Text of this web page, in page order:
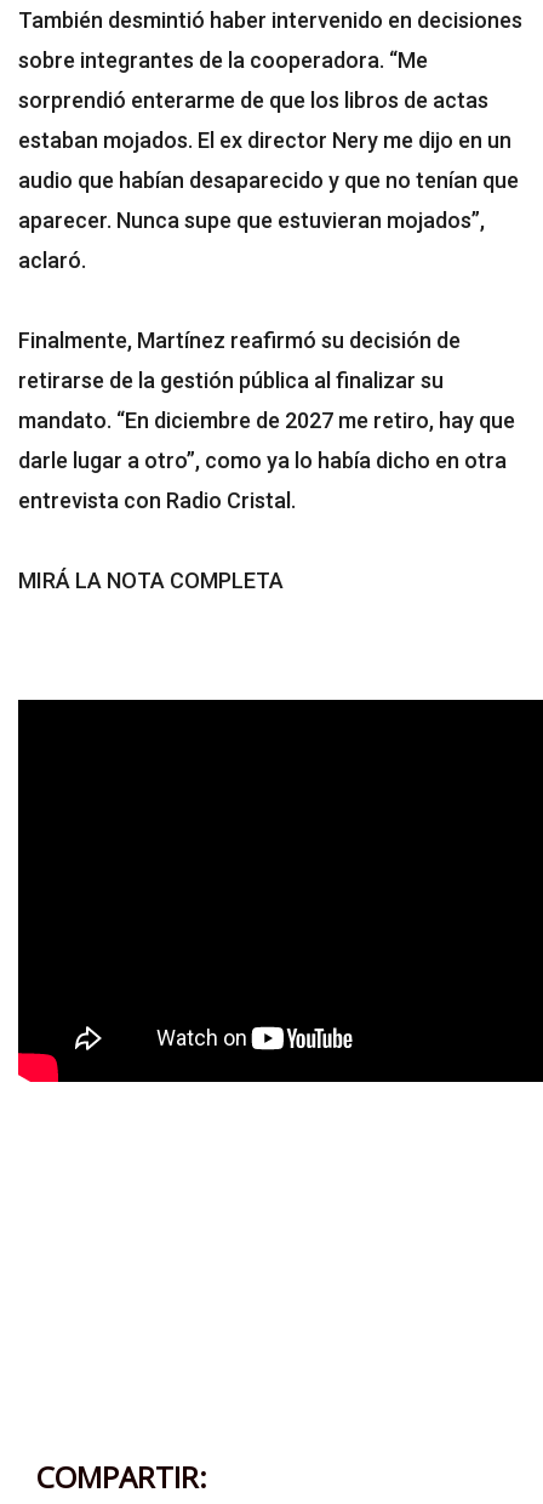
También desmintió haber intervenido en decisiones
sobre integrantes de la cooperadora. “Me
sorprendió enterarme de que los libros de actas
estaban mojados. El ex director Nery me dijo en un
audio que habían desaparecido y que no tenían que
aparecer. Nunca supe que estuvieran mojados”,
aclaró.
Finalmente, Martínez reafirmó su decisión de
retirarse de la gestión pública al finalizar su
mandato. “En diciembre de 2027 me retiro, hay que
darle lugar a otro”, como ya lo había dicho en otra
entrevista con Radio Cristal.
MIRÁ LA NOTA COMPLETA
COMPARTIR: